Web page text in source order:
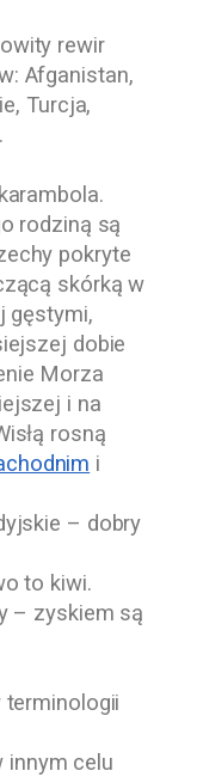
rewir
Afganistan,
Turcja,
rodziną są
pokryte
skórką w
gęstymi,
dobie
Morza
i na
rosną
i
– dobry
to kiwi.
– zyskiem są
terminologii
innym celu